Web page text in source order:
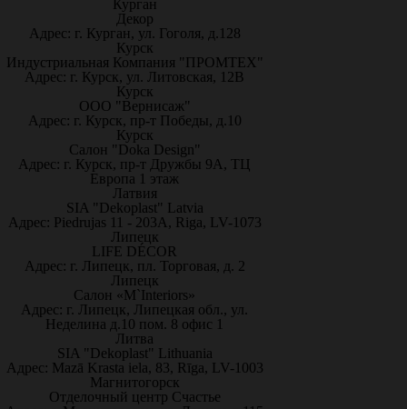
Курган
Декор
Адрес: г. Курган, ул. Гоголя, д.128
Курск
Индустриальная Компания "ПРОМТЕХ"
Адрес: г. Курск, ул. Литовская, 12В
Курск
ООО "Вернисаж"
Адрес: г. Курск, пр-т Победы, д.10
Курск
Салон "Doka Design"
Адрес: г. Курск, пр-т Дружбы 9А, ТЦ
Европа 1 этаж
Латвия
SIA "Dekoplast" Latvia
Адрес: Piedrujas 11 - 203A, Riga, LV-1073
Липецк
LIFE DÉCOR
Адрес: г. Липецк, пл. Торговая, д. 2
Липецк
Салон «M`Interiors»
Адрес: г. Липецк, Липецкая обл., ул.
Неделина д.10 пом. 8 офис 1
Литва
SIA "Dekoplast" Lithuania
Адрес: Mazā Krasta iela, 83, Rīga, LV-1003
Магнитогорск
Отделочный центр Счастье